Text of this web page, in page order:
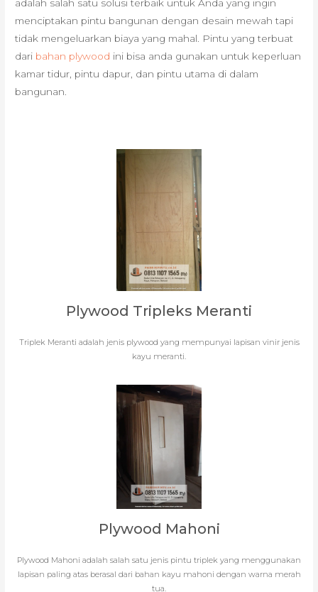
adalah salah satu solusi terbaik untuk Anda yang ingin
menciptakan pintu bangunan dengan desain mewah tapi
tidak mengeluarkan biaya yang mahal. Pintu yang terbuat
dari bahan plywood ini bisa anda gunakan untuk keperluan
kamar tidur, pintu dapur, dan pintu utama di dalam
bangunan.
Plywood Tripleks Meranti
Triplek Meranti adalah jenis plywood yang mempunyai lapisan vinir jenis
kayu meranti.
Plywood Mahoni
Plywood Mahoni adalah salah satu jenis pintu triplek yang menggunakan
lapisan paling atas berasal dari bahan kayu mahoni dengan warna merah
tua.